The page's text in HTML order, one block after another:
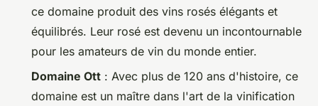
ce domaine produit des vins rosés élégants et
équilibrés. Leur rosé est devenu un incontournable
pour les amateurs de vin du monde entier.
Domaine Ott : Avec plus de 120 ans d'histoire, ce
domaine est un maître dans l'art de la vinification